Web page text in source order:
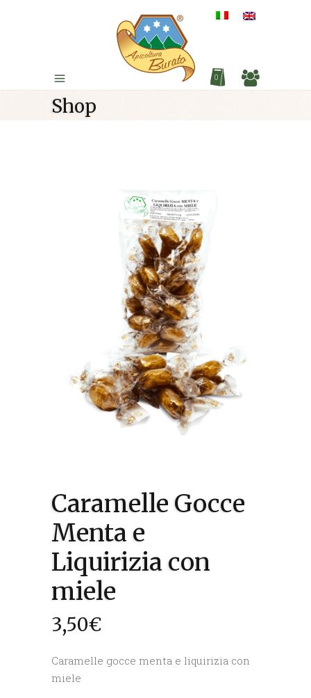
0
Shop
Caramelle Gocce
Menta e
Liquirizia con
miele
3,50€
Caramelle gocce menta e liquirizia con
miele